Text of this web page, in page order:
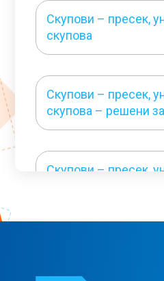
Скупови – пресек,
скупова
Скупови – пресек,
скупова – решени
Скупови – пресек,